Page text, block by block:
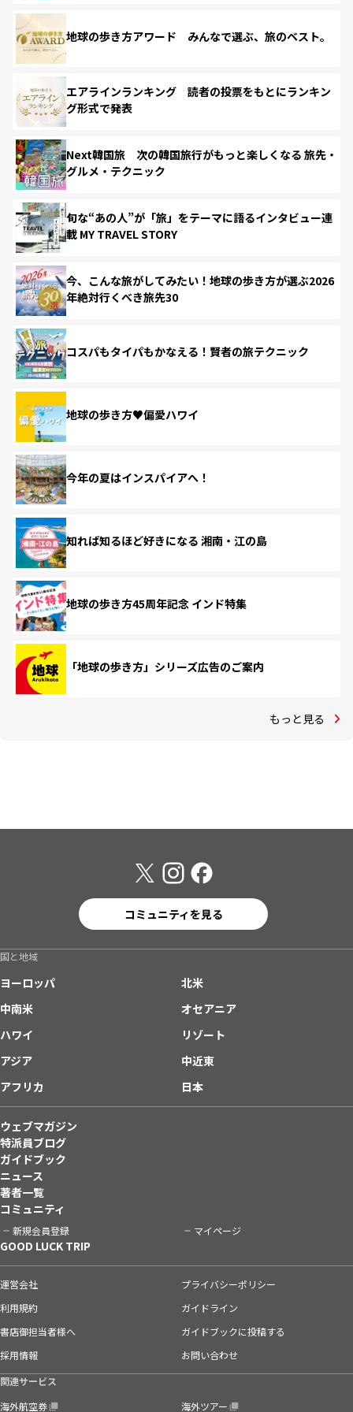
地球の歩き方アワード みんなで選ぶ、旅のベスト。
エアラインランキング 読者の投票をもとにランキン
グ形式で発表
Next韓国旅 次の韓国旅行がもっと楽しくなる 旅先・
グルメ・テクニック
旬な“あの人”が「旅」をテーマに語るインタビュー連
載 MY TRAVEL STORY
今、こんな旅がしてみたい！地球の歩き方が選ぶ2026
年絶対行くべき旅先30
コスパもタイパもかなえる！賢者の旅テクニック
地球の歩き方♥偏愛ハワイ
今年の夏はインスパイアへ！
知れば知るほど好きになる 湘南・江の島
地球の歩き方45周年記念 インド特集
「地球の歩き方」シリーズ広告のご案内
もっと見る
コミュニティを見る
国と地域
ヨーロッパ
北米
中南米
オセアニア
ハワイ
リゾート
アジア
中近東
アフリカ
日本
ウェブマガジン
特派員ブログ
ガイドブック
ニュース
著者一覧
コミュニティ
新規会員登録 マイページ
GOOD LUCK TRIP
運営会社
プライバシーポリシー
利用規約
ガイドライン
書店御担当者様へ
ガイドブックに投稿する
採用情報
お問い合わせ
関連サービス
海外航空券
海外ツアー